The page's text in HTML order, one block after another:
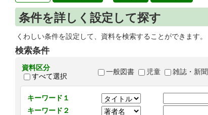
条件を詳しく設定して探す
くわしい条件を設定して、資料を検索することができます。
検索条件
資料区分
すべて選択
一般図書 児童 雑誌・新聞
キーワード１
キーワード２